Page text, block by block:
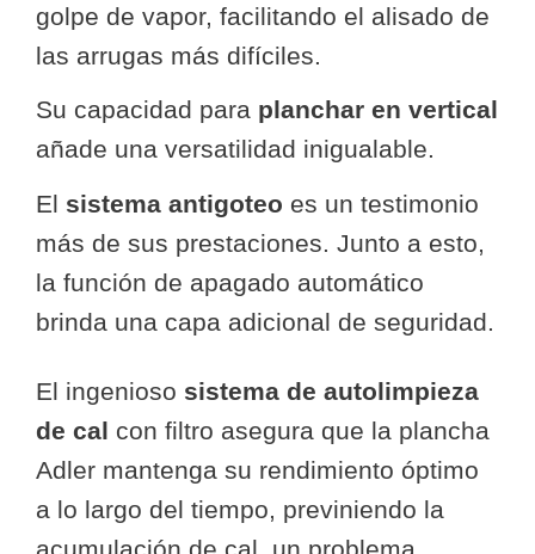
golpe de vapor, facilitando el alisado de
las arrugas más difíciles.
Su capacidad para planchar en vertical
añade una versatilidad inigualable.
El sistema antigoteo es un testimonio
más de sus prestaciones. Junto a esto,
la función de apagado automático
brinda una capa adicional de seguridad.
El ingenioso sistema de autolimpieza
de cal con filtro asegura que la plancha
Adler mantenga su rendimiento óptimo
a lo largo del tiempo, previniendo la
acumulación de cal, un problema